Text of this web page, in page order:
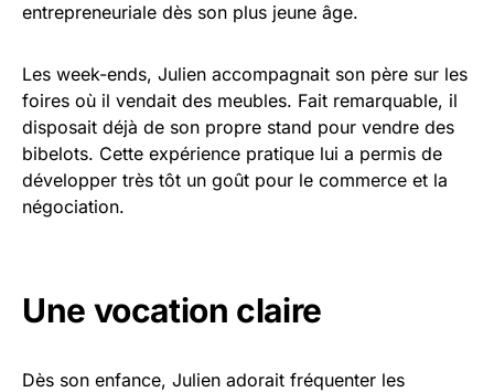
entrepreneuriale dès son plus jeune âge.
Les week-ends, Julien accompagnait son père sur les
foires où il vendait des meubles. Fait remarquable, il
disposait déjà de son propre stand pour vendre des
bibelots. Cette expérience pratique lui a permis de
développer très tôt un goût pour le commerce et la
négociation.
Une vocation claire
Dès son enfance, Julien adorait fréquenter les